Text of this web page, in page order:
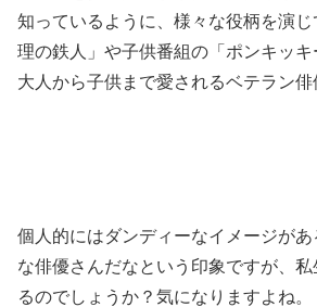
知っているように、様々な役柄を演
理の鉄人」や子供番組の「ポンキッキ
大人から子供まで愛されるベテラ
個人的にはダンディーなイメージが
な俳優さんだなという印象ですが、
るのでしょうか？気になりま